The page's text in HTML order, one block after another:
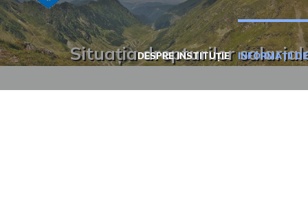
DESPRE INSTITUȚIE INFORMAȚII
Situația drepturilor